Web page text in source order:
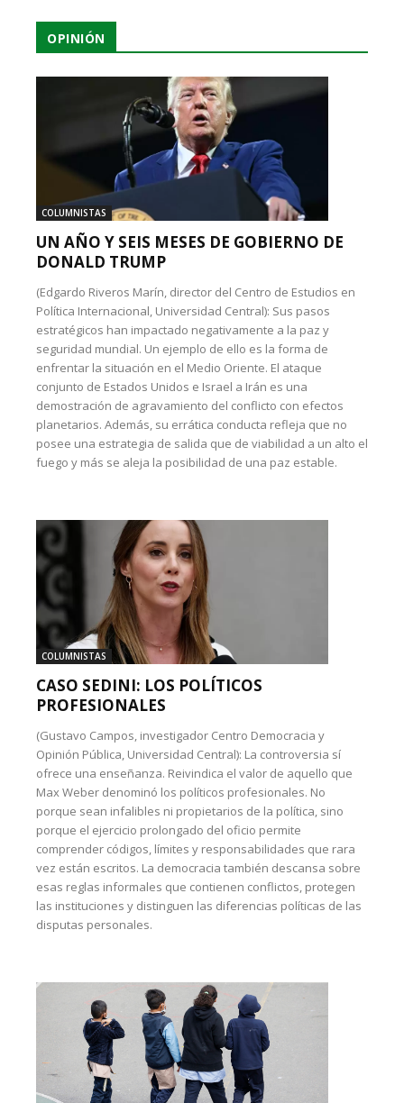
OPINIÓN
COLUMNISTAS
UN AÑO Y SEIS MESES DE GOBIERNO DE
DONALD TRUMP
(Edgardo Riveros Marín, director del Centro de Estudios en
Política Internacional, Universidad Central): Sus pasos
estratégicos han impactado negativamente a la paz y
seguridad mundial. Un ejemplo de ello es la forma de
enfrentar la situación en el Medio Oriente. El ataque
conjunto de Estados Unidos e Israel a Irán es una
demostración de agravamiento del conflicto con efectos
planetarios. Además, su errática conducta refleja que no
posee una estrategia de salida que de viabilidad a un alto el
fuego y más se aleja la posibilidad de una paz estable.
COLUMNISTAS
CASO SEDINI: LOS POLÍTICOS
PROFESIONALES
(Gustavo Campos, investigador Centro Democracia y
Opinión Pública, Universidad Central): La controversia sí
ofrece una enseñanza. Reivindica el valor de aquello que
Max Weber denominó los políticos profesionales. No
porque sean infalibles ni propietarios de la política, sino
porque el ejercicio prolongado del oficio permite
comprender códigos, límites y responsabilidades que rara
vez están escritos. La democracia también descansa sobre
esas reglas informales que contienen conflictos, protegen
las instituciones y distinguen las diferencias políticas de las
disputas personales.